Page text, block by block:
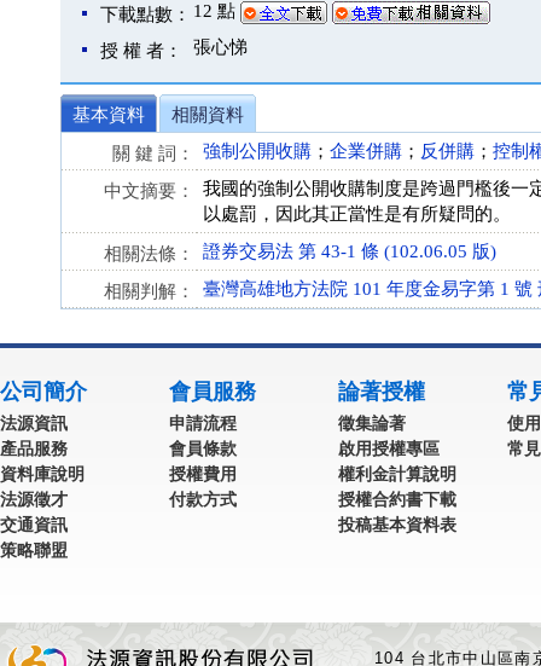
下載點數： 12 點
授 權 者： 張心悌
基本資料
相關資料
關 鍵 詞：
強制公開收購 ； 企業併購 ； 反併購 ； 控制
中文摘要：
我國的強制公開收購制度是跨過門檻後一
以處罰，因此其正當性是有所疑問的。
相關法條： 證券交易法 第 43-1 條 (102.06.05 版)
相關判解： 臺灣高雄地方法院 101 年度金易字第 1 號
公司簡介
法源資訊
產品服務
資料庫說明
法源徵才
交通資訊
策略聯盟
會員服務
申請流程
會員條款
授權費用
付款方式
論著授權
徵集論著
啟用授權專區
權利金計算說明
授權合約書下載
投稿基本資料表
常
使
常
104 台北市中山區